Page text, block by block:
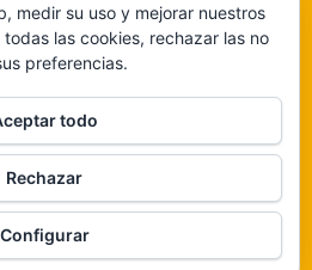
manera
que hay aquí
de cookies
medir su uso y mejorar nuestros
las cookies, rechazar las no
preferencias.
todo
Rechazar
Configurar